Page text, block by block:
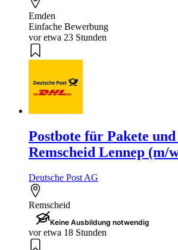
Emden
Einfache Bewerbung
vor etwa 23 Stunden
Postbote für Pakete
Remscheid Lennep (m/
Deutsche Post AG
Remscheid
Keine Ausbildung notwendig
vor etwa 18 Stunden